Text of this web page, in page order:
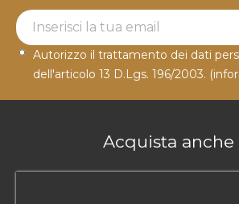
Newsletter Label
Autorizzo il trattamento dei dati
dell'articolo 13 D.Lgs. 196/2003.
Acquista anche